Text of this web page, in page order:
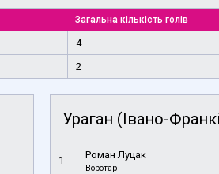
Загальна кількість голів
4
2
Ураган (Івано-
1 Роман Луцак
Воротар